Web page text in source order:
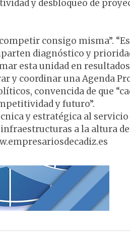
y desbloqueo de
consigo misma”.
diagnóstico y
esta unidad en
y coordinar una Agenda
convencida de que
y futuro”.
y estratégica al
a la altura